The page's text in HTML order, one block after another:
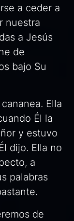
a ceder a
nuestra
a Jesús
de
bajo Su
Ella
Él la
y estuvo
dijo. Ella no
a
palabras
de